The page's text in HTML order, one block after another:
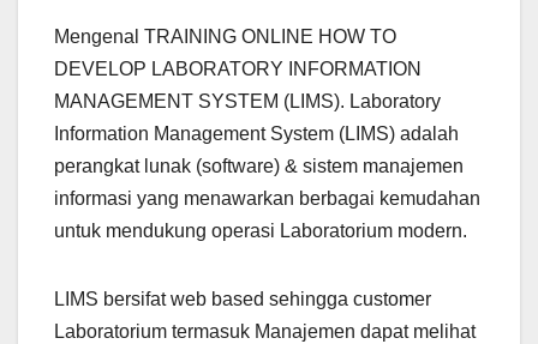
Mengenal TRAINING ONLINE HOW TO
DEVELOP LABORATORY INFORMATION
MANAGEMENT SYSTEM (LIMS). Laboratory
Information Management System (LIMS) adalah
perangkat lunak (software) & sistem manajemen
informasi yang menawarkan berbagai kemudahan
untuk mendukung operasi Laboratorium modern.
LIMS bersifat web based sehingga customer
Laboratorium termasuk Manajemen dapat melihat